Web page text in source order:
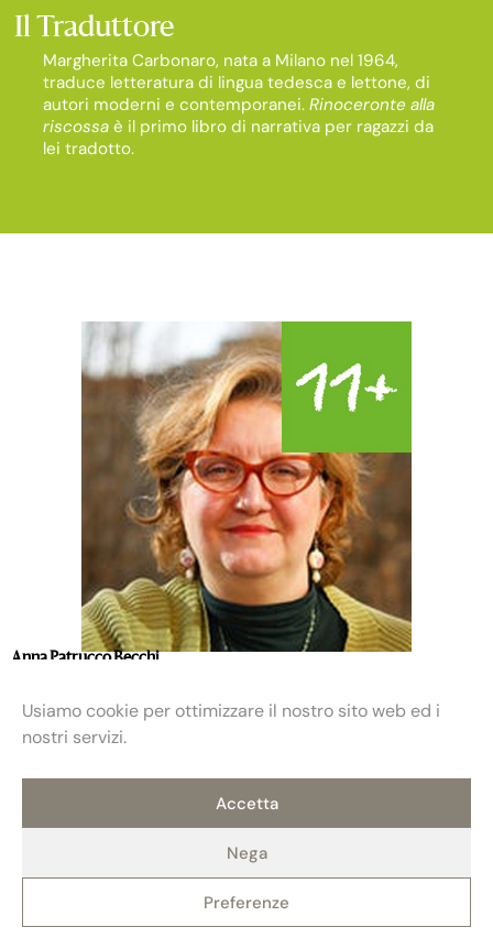
Usiamo cookie per ottimizzare il nostro sito web ed i
nostri servizi.
Accetta
Nega
Preferenze
Il Traduttore
Margherita Carbonaro, nata a Milano nel 1964,
traduce letteratura di lingua tedesca e lettone, di
autori moderni e contemporanei. Rinoceronte alla
riscossaè il primo libro di narrativa per ragazzi da
lei tradotto.
Anna Patrucco Becchi